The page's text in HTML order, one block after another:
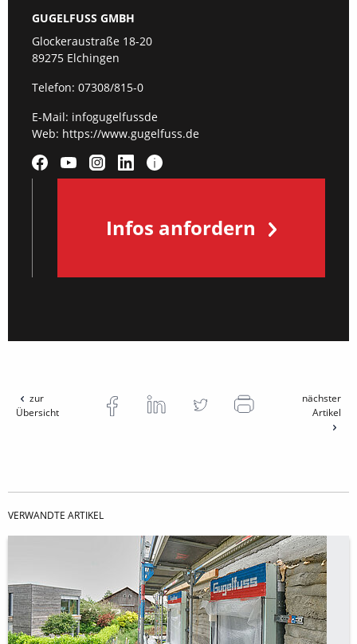
GUGELFUSS GMBH
Glockeraustraße 18-20
89275 Elchingen
Telefon: 07308/815-0
E-Mail: infogugelfussde
Web: https://www.gugelfuss.de
Infos anfordern
zur
Übersicht
nächster
Artikel
VERWANDTE ARTIKEL